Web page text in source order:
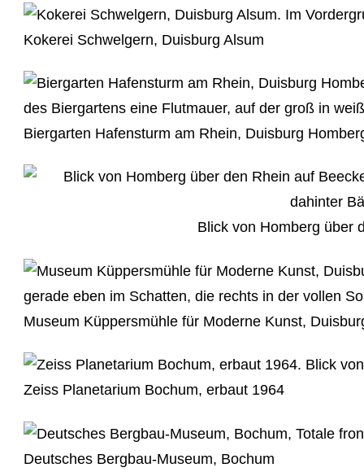
Kokerei Schwelgern, Duisburg Alsum
Biergarten Hafensturm am Rhein, Duisburg
Blick von Homberg über
Museum Küppersmühle für Moderne Kunst,
Zeiss Planetarium Bochum, erbaut 1964
Deutsches Bergbau-Museum, Bochum